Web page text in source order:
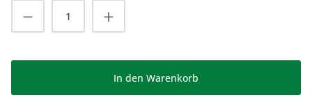
Produkt Anzahl: Gib den gewünschten
In den Warenkorb